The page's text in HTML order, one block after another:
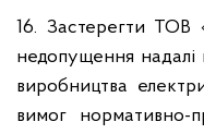
16. Застерегти
недопущення надалі
виробництва
вимог нормативно-